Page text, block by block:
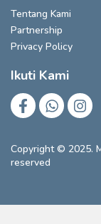
Tentang Kami
Partnership
Privacy Policy
Ikuti Kami
Copyright © 2025.
reserved